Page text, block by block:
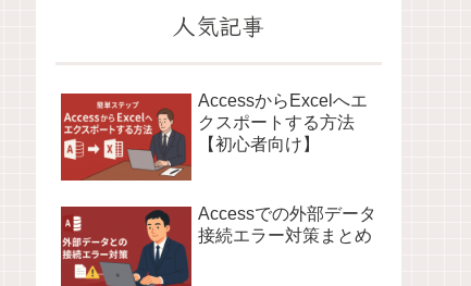
人気記事
AccessからExcelへエ
クスポートする方法
【初心者向け】
Accessでの外部データ
接続エラー対策まとめ